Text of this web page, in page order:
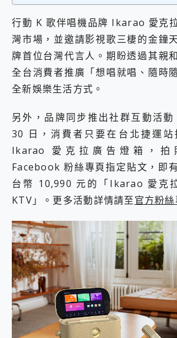
您的專屬AI 助手 Yoga Slim 7 Aura Edition 觸控AI筆電 開箱 評測
realme 14 Pro 超硬軍規、冰感變色實測，realme 14 5G 遊戲戰鬥值爆表，效能x娛樂全都要！
iPhone、Apple Watch、AirPods耳機 三個設備充電一起搞定 ONPRO MagReact™ M3 3 in 1可攜摺疊無線充電器 開箱 評測
動靜皆宜「HUAWEI FreeArc」開放式耳掛耳機，無感配戴! 超穩超服貼，音質、通話也很優質
好玩好拍 vivo V50 ~ 口袋裡的 Zeiss 潮流攝影棚!
25種洗烘模式一機搞定! Roborock 衣莉莎白 H1 Neo分子篩洗脫烘 AI 滾筒洗衣機
2億 APO蔡司長焦神機降臨~ vivo X200 Pro、vivo X200 就是這麼好拍
EaseUS Vocal Remover 免費線上去聲器一鍵去除人聲 人聲 音樂分離 2024 消除人聲推薦
3 個超值 MHN 飛人工具分享~~ iToolab AnyGo 魔物獵人 Now飛人 ios教學 不出門也可以到處走
Locawhere AnyTo 寶可夢飛人 AnyTo 不出門也可以飛遍全世界
小體積 40000mAh 超大容量 一次充5個設備 充好充滿 CUKTECH 酷態科 300W 微型充電站 開箱 評測
97.3% 恢復率，資料救援就是這麼簡單 EaseUS Data Recovery Wizard Free 18.0.0 業界最好的資料救援軟體
磁碟系統大風吹 有了 磁碟管理程式 EaseUS Partition Master 就是這麼簡單
全新 SONY Xperia 1 VI 開箱! 相機實測! 長焦覆蓋更遠更清晰、2日長續航、頂尖影音娛樂效能~
MSI Claw 掌機專屬配件包 來囉 完美保護 MSI Claw A1M-026TW 電競掌機
人像旗艦 vivo V30 系列 開箱 評測! 首搭蔡司光學鏡頭、攝影棚級柔光環、拍攝功能最好玩的美拍神機 vivo V30 Pro
一吸完美對位 擁有超強吸力與超好用的隱磁支架 O-ONE MAG 最會吸的行動電源 開箱 評測
OPPO 哈蘇 300mm 專業增距鏡實測：Find X9 Ultra 光學長焦隨手拍，紀錄生活就是這麼簡單
Motorola edge 70 pro 及 moto g37 power上市，登錄在送飛利浦氣炸鍋
近八千元的 Soundcore Liberty 5 Pro Max，有螢幕的耳機會是智商稅嗎?
行動 K 歌伴唱機品牌 Ikarao 愛克
灣市場，並邀請影視歌三棲的金鐘
牌首位台灣代言人。期盼透過其親
全台消費者推廣「想唱就唱、隨時
全新娛樂生活方式。
另外，品牌同步推出社群互動活
30 日，消費者只要在台北捷運站
Ikarao 愛克拉廣告燈箱，拍
Facebook 粉絲專頁指定貼文，即
台幣 10,990 元的「Ikarao 愛克
KTV」。更多活動詳情請至官方粉絲